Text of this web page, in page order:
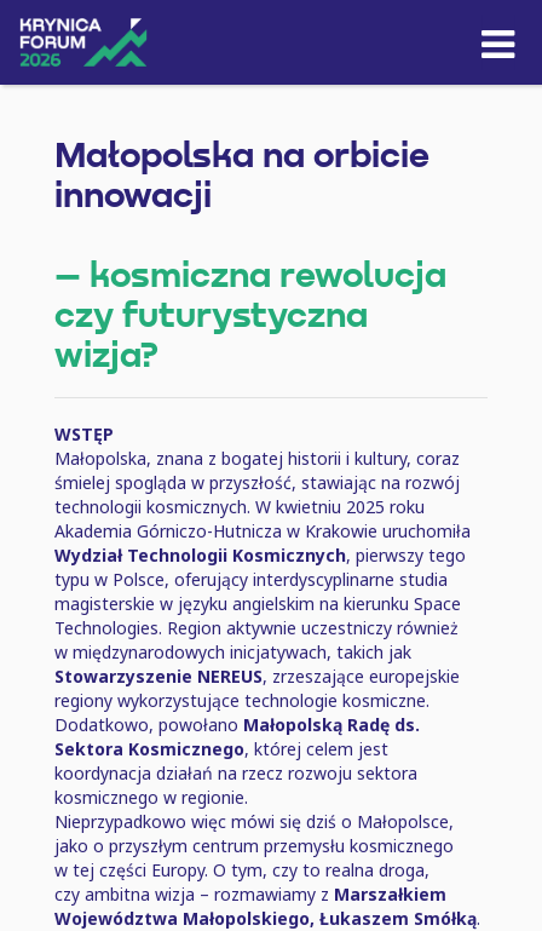
Małopolska na orbicie
innowacji
– kosmiczna rewolucja
czy futurystyczna
wizja?
WSTĘP
Małopolska, znana z bogatej historii i kultury, coraz
śmielej spogląda w przyszłość, stawiając na rozwój
technologii kosmicznych. W kwietniu 2025 roku
Akademia Górniczo-Hutnicza w Krakowie uruchomiła
Wydział Technologii Kosmicznych, pierwszy tego
typu w Polsce, oferujący interdyscyplinarne studia
magisterskie w języku angielskim na kierunku Space
Technologies. Region aktywnie uczestniczy również
w międzynarodowych inicjatywach, takich jak
Stowarzyszenie NEREUS, zrzeszające europejskie
regiony wykorzystujące technologie kosmiczne.
Dodatkowo, powołano Małopolską Radę ds.
Sektora Kosmicznego, której celem jest
koordynacja działań na rzecz rozwoju sektora
kosmicznego w regionie.
Nieprzypadkowo więc mówi się dziś o Małopolsce,
jako o przyszłym centrum przemysłu kosmicznego
w tej części Europy. O tym, czy to realna droga,
czy ambitna wizja ⁠–⁠ rozmawiamy z Marszałkiem
Województwa Małopolskiego, Łukaszem Smółką.